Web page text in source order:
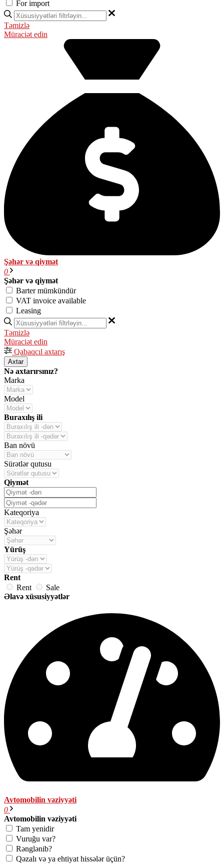
For import
Təmizlə
Müraciət edin
Şəhər və qiymət
0
Şəhər və qiymət
Barter mümkündür
VAT invoice available
Leasing
Təmizlə
Müraciət edin
Qabaqcıl axtarış
Axtar
Nə axtarırsınız?
Marka
Model
Buraxılış ili
Ban növü
Sürətlər qutusu
Qiymət
Kateqoriya
Şəhər
Yürüş
Rent
Rent
Sale
Əlavə xüsusiyyətlər
Avtomobilin vəziyyəti
0
Avtomobilin vəziyyəti
Tam yenidir
Vuruğu var?
Rənglənib?
Qəzalı və ya ehtiyat hissələr üçün?